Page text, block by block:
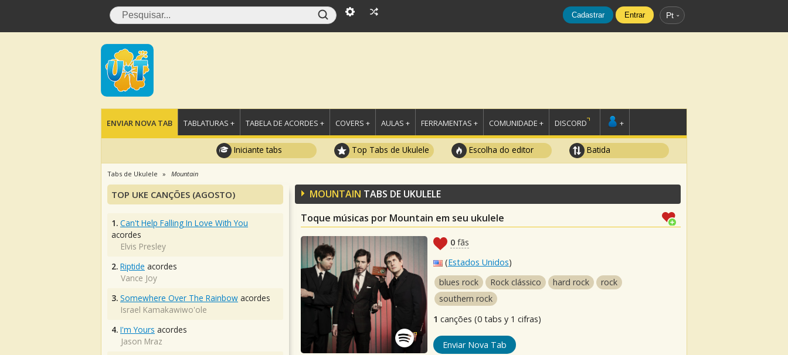
Cadastrar Entrar Pt
ENVIAR NOVA TAB TABLATURAS + TABELA DE ACORDES + COVERS + AULAS + FERRAMENTAS + COMUNIDADE + DISCORD +
Iniciante tabs Top Tabs de Ukulele Escolha do editor Batida
Tabs de Ukulele Mountain
MOUNTAIN TABS DE UKULELE
Toque músicas por Mountain em seu ukulele
0 fãs
(Estados Unidos)
blues rock
Rock clássico hard rock
rock
southern rock
1 canções (0 tabs y 1 cifras)
Enviar Nova Tab
TOP UKE CANÇÕES (AGOSTO)
1. Can't Help Falling In Love With You
acordes
Elvis Presley
2. Riptide acordes
Vance Joy
3. Somewhere Over The Rainbow acordes
Israel Kamakawiwo'ole
4. I'm Yours acordes
Jason Mraz